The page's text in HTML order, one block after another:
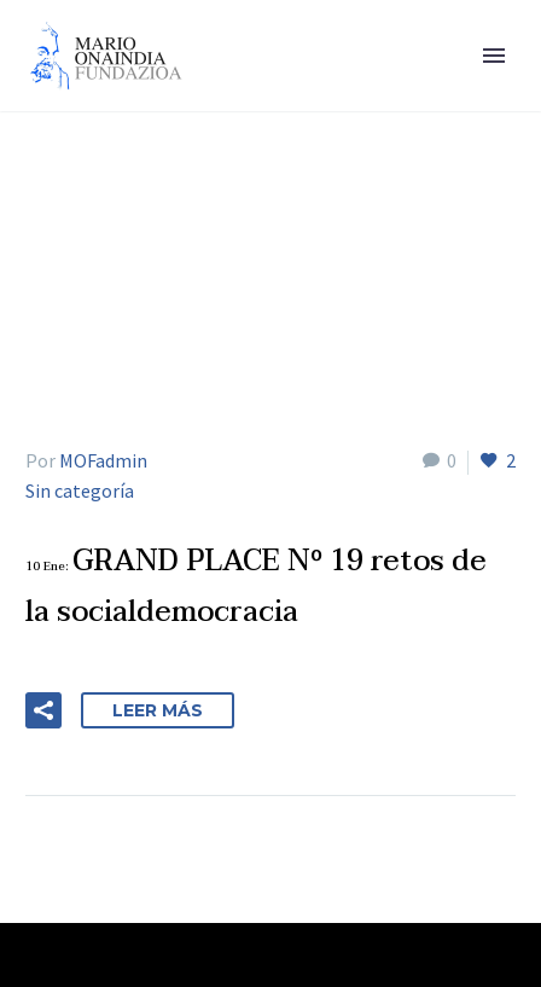
0 2
Por MOFadmin
Sin categoría
10 Ene: GRAND PLACE Nº 19 retos de
la socialdemocracia
LEER MÁS